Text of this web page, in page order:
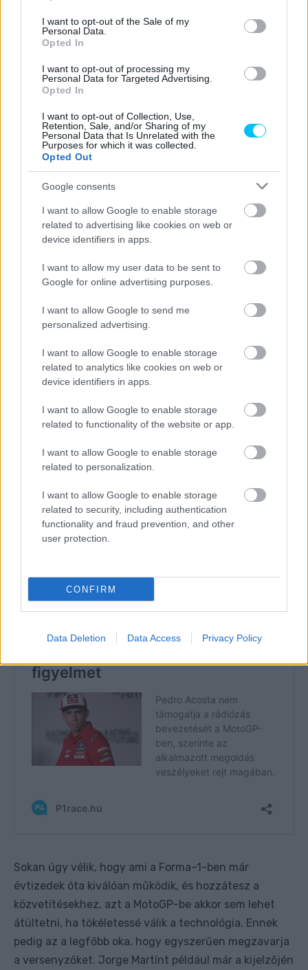
use your data for below specified purposes in below Google
consent section.
I want to opt-out of the Sale of my
Personal Data.
Opted In
I want to opt-out of processing my
Personal Data for Targeted Advertising.
Opted In
I want to opt-out of Collection, Use,
Retention, Sale, and/or Sharing of my
Personal Data that Is Unrelated with the
Purposes for which it was collected.
Opted Out
Google consents
I want to allow Google to enable storage
related to advertising like cookies on web or
device identifiers in apps.
I want to allow my user data to be sent to
Google for online advertising purposes.
I want to allow Google to send me
personalized advertising.
I want to allow Google to enable storage
related to analytics like cookies on web or
device identifiers in apps.
I want to allow Google to enable storage
related to functionality of the website or app.
I want to allow Google to enable storage
related to personalization.
I want to allow Google to enable storage
related to security, including authentication
functionality and fraud prevention, and other
user protection.
CONFIRM
Data Deletion Data Access Privacy Policy
háromszoros világbajnok azonban továbbra is
szkeptikusan áll a forradalmi újításhoz.
- Advertisement -
Kipróbáltam a kommunikációs rendszert, de még nem
áll készen [a bevetésre] –nyilatkoztaa 27 éves
motoros, és több érvet is felsorakoztatott amellett,
hogy miért nem tartja jónak, jelen formájában
semmiképpen. – Nem működött, nem hallottam
semmit, és még a két készüléket összekötő kábel is
nagyon zavart. Veszélyes lehet, szóval akkor próbálom
ki újra, amikor kész van.”
A rendszert már szeptemberben, Misanóban is
tesztelték, és Bagnaia már akkor sem volt kibékülve
vele. A gyári Ducati pilótája kijelentette, hogy
büntetést, mintsem hogy használja. Ennek kapcsán a
legendás egykori kosárlabdázóhoz, Michael
szembenézett a szankcioókkal, de fehér helyett piros
cipőt hordott a pályán.
Persze nem csak Pirro és Bagnaia voltak azok, akik
kedden tesztelték a rádiózást. Többek között Pedro
Acosta is így tett, aki szintén aggályokat fogalmazott
meg. „Folyamatosan mozog a fejünk, és mint egy
telefon esetében, lehetséges, hogy instabil lesz a
nem ébreszt bennem bizalmat.”
Sokan úgy vélik, hogy ami a Forma–1-ben már
évtizedek óta kiválóan működik, és hozzátesz a
közvetítésekhez, azt a MotoGP-be akkor sem lehet
átültetni, ha tökéletessé válik a technológia. Ennek
pedig az a legfőbb oka, hogy egyszerűen megzavarja
a versenyzőket. Jorge Martínt például már a kijelzőjén